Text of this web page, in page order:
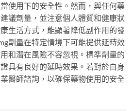
使用下的安全性。然而，與任何藥
議劑量，並注意個人體質和健康狀
生活方式，能顯著降低副作用的發
劑量在特定情境下可能提供延時效
和潛在風險不容忽視。標準劑量的
具有良好的延時效果。若對於自身
醫師諮詢，以確保藥物使用的安全